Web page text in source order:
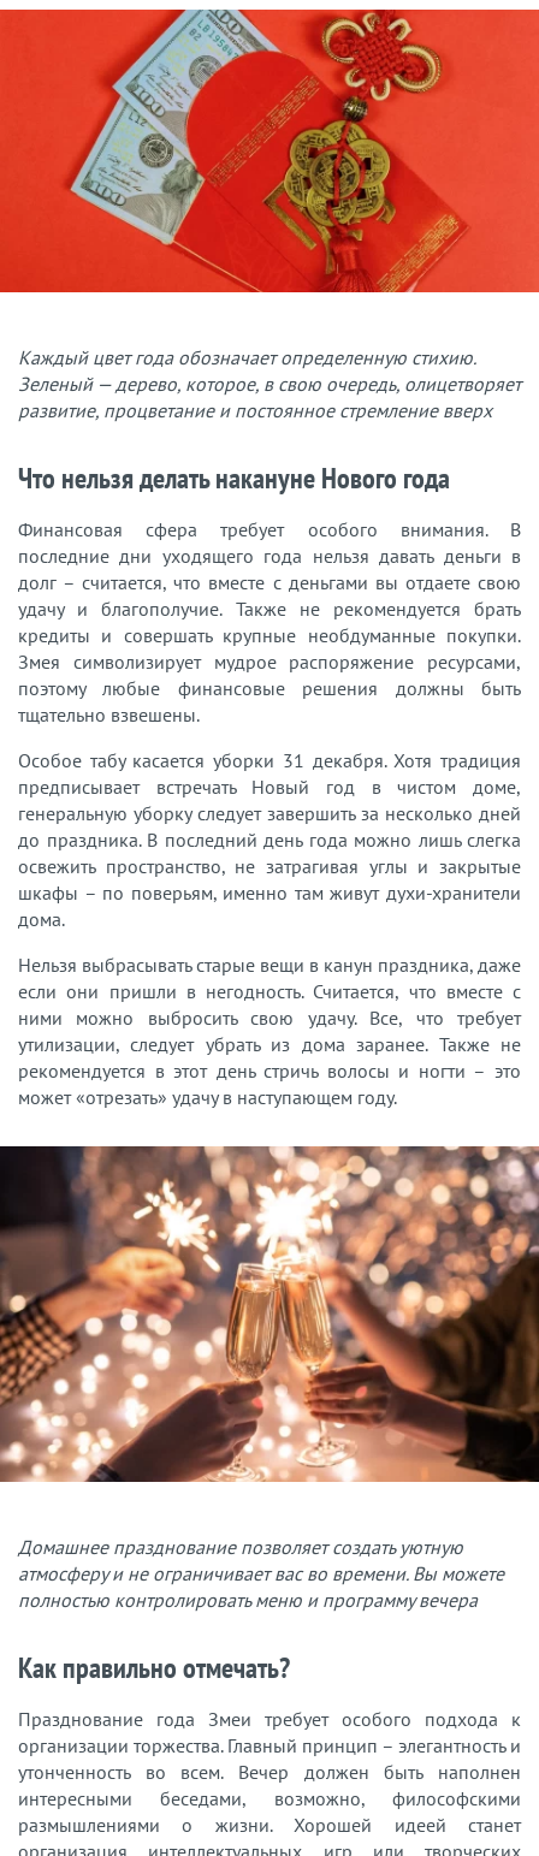
Каждый цвет года обозначает определенную стихию.
Зеленый — дерево, которое, в свою очередь, олицетворяет
развитие, процветание и постоянное стремление вверх
Что нельзя делать накануне Нового года
Финансовая сфера требует особого внимания. В
последние дни уходящего года нельзя давать деньги в
долг – считается, что вместе с деньгами вы отдаете свою
удачу и благополучие. Также не рекомендуется брать
кредиты и совершать крупные необдуманные покупки.
Змея символизирует мудрое распоряжение ресурсами,
поэтому любые финансовые решения должны быть
тщательно взвешены.
Особое табу касается уборки 31 декабря. Хотя традиция
предписывает встречать Новый год в чистом доме,
генеральную уборку следует завершить за несколько дней
до праздника. В последний день года можно лишь слегка
освежить пространство, не затрагивая углы и закрытые
шкафы – по поверьям, именно там живут духи-хранители
дома.
Нельзя выбрасывать старые вещи в канун праздника, даже
если они пришли в негодность. Считается, что вместе с
ними можно выбросить свою удачу. Все, что требует
утилизации, следует убрать из дома заранее. Также не
рекомендуется в этот день стричь волосы и ногти – это
может «отрезать» удачу в наступающем году.
Домашнее празднование позволяет создать уютную
атмосферу и не ограничивает вас во времени. Вы можете
полностью контролировать меню и программу вечера
Как правильно отмечать?
Празднование года Змеи требует особого подхода к
организации торжества. Главный принцип – элегантность и
утонченность во всем. Вечер должен быть наполнен
интересными беседами, возможно, философскими
размышлениями о жизни. Хорошей идеей станет
организация интеллектуальных игр или творческих